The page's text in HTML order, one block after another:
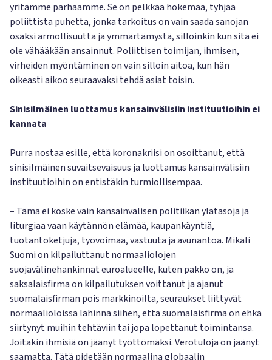
yritämme parhaamme. Se on pelkkää hokemaa, tyhjää
poliittista puhetta, jonka tarkoitus on vain saada sanojan
osaksi armollisuutta ja ymmärtämystä, silloinkin kun sitä ei
ole vähääkään ansainnut. Poliittisen toimijan, ihmisen,
virheiden myöntäminen on vain silloin aitoa, kun hän
oikeasti aikoo seuraavaksi tehdä asiat toisin.
Sinisilmäinen luottamus kansainvälisiin instituutioihin ei
kannata
Purra nostaa esille, että koronakriisi on osoittanut, että
sinisilmäinen suvaitsevaisuus ja luottamus kansainvälisiin
instituutioihin on entistäkin turmiollisempaa.
– Tämä ei koske vain kansainvälisen politiikan ylätasoja ja
liturgiaa vaan käytännön elämää, kaupankäyntiä,
tuotantoketjuja, työvoimaa, vastuuta ja avunantoa. Mikäli
Suomi on kilpailuttanut normaaliolojen
suojavälinehankinnat euroalueelle, kuten pakko on, ja
saksalaisfirma on kilpailutuksen voittanut ja ajanut
suomalaisfirman pois markkinoilta, seuraukset liittyvät
normaalioloissa lähinnä siihen, että suomalaisfirma on ehkä
siirtynyt muihin tehtäviin tai jopa lopettanut toimintansa.
Joitakin ihmisiä on jäänyt työttömäksi. Verotuloja on jäänyt
saamatta. Tätä pidetään normaalina globaalin